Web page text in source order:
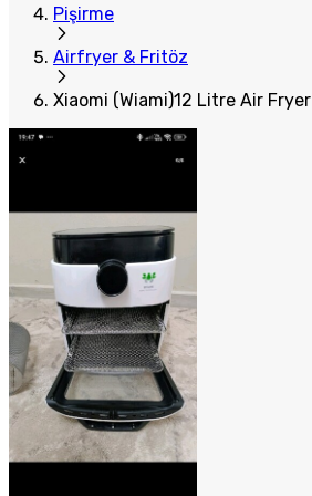
Pişirme
Airfryer & Fritöz
Xiaomi (Wiami)12 Litre Air Fryer